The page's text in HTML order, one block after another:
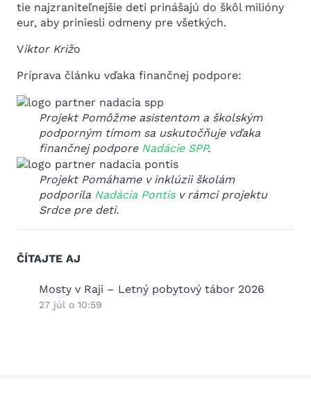
tie najzraniteľnejšie deti prinášajú do škôl milióny
eur, aby priniesli odmeny pre všetkých.
Viktor Križo
Príprava článku vďaka finančnej podpore:
Projekt Pomôžme asistentom a školským
podporným tímom sa uskutočňuje vďaka
finančnej podpore Nadácie SPP.
Projekt Pomáhame v inklúzii školám
podporila Nadácia Pontisv rámci projektu
Srdce pre deti.
ČÍTAJTE AJ
Mosty v Raji – Letný pobytový tábor 2026
27 júl o 10:59